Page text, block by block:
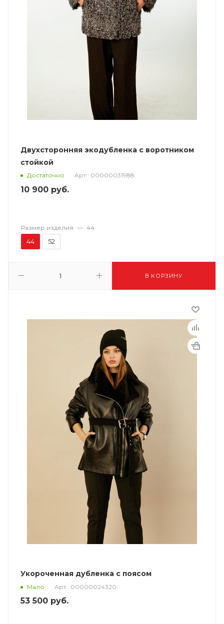
Двухсторонняя экодубленка с воротником
стойкой
Достаточно Арт.: 00000031988
10 900 руб.
В КОРЗИНУ
Размер изделия — 44
44 52
Укороченная дубленка с поясом
Мало Арт.: 00000024320
53 500 руб.